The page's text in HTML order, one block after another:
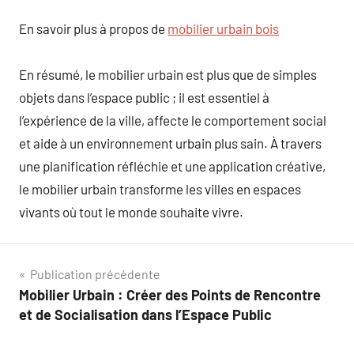
En savoir plus à propos de mobilier urbain bois
En résumé, le mobilier urbain est plus que de simples
objets dans l’espace public ; il est essentiel à
l’expérience de la ville, affecte le comportement social
et aide à un environnement urbain plus sain. À travers
une planification réfléchie et une application créative,
le mobilier urbain transforme les villes en espaces
vivants où tout le monde souhaite vivre.
Navigation
de
Publication précédente
Mobilier Urbain : Créer des Points de Rencontre
et de Socialisation dans l’Espace Public